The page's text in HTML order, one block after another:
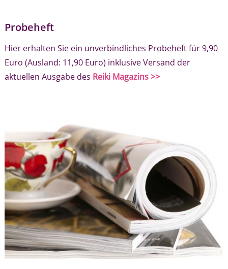
Probeheft
Hier erhalten Sie ein unverbindliches Probeheft für 9,90
Euro (Ausland: 11,90 Euro) inklusive Versand der
aktuellen Ausgabe des Reiki Magazins >>